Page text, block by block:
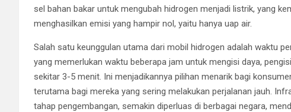
sel bahan bakar untuk mengubah hidrogen menjadi listrik, yang
menghasilkan emisi yang hampir nol, yaitu hanya uap air.
Salah satu keunggulan utama dari mobil hidrogen adalah waktu
yang memerlukan waktu beberapa jam untuk mengisi daya,
sekitar 3-5 menit. Ini menjadikannya pilihan menarik bagi
terutama bagi mereka yang sering melakukan perjalanan jauh.
tahap pengembangan, semakin diperluas di berbagai negara,